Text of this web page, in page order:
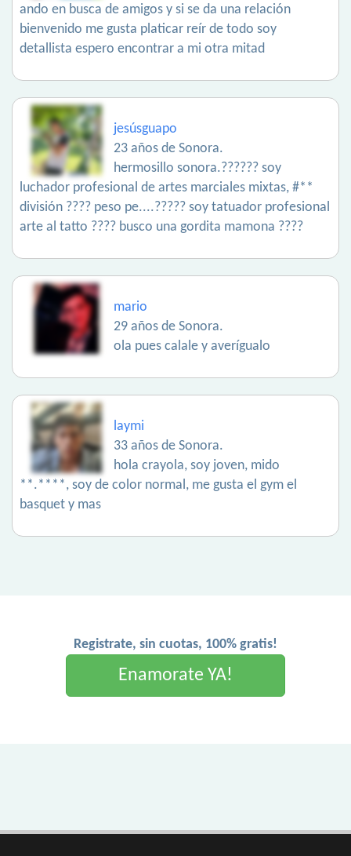
ando en busca de amigos y si se da una relación
bienvenido me gusta platicar reír de todo soy
detallista espero encontrar a mi otra mitad
jesúsguapo
23 años de Sonora.
hermosillo sonora.?????? soy
luchador profesional de artes marciales mixtas, #**
división ???? peso pe....????? soy tatuador profesional
arte al tatto ???? busco una gordita mamona ????
mario
29 años de Sonora.
ola pues calale y averígualo
laymi
33 años de Sonora.
hola crayola, soy joven, mido
**.****, soy de color normal, me gusta el gym el
basquet y mas
Registrate, sin cuotas, 100% gratis!
Enamorate YA!